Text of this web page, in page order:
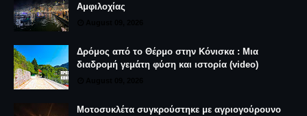
Αμφιλοχίας
Δρόμος από το Θέρμο στην Κόνισκα : Μια
διαδρομή γεμάτη φύση και ιστορία (video)
Μοτοσυκλέτα συγκρούστηκε με αγριογούρουνο